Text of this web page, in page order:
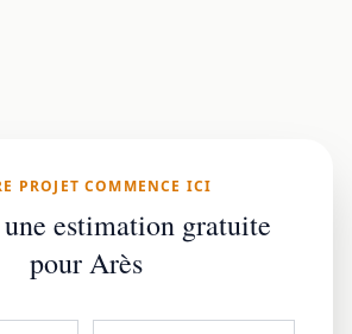
PROJET COMMENCE ICI
estimation gratuite
pour Arès